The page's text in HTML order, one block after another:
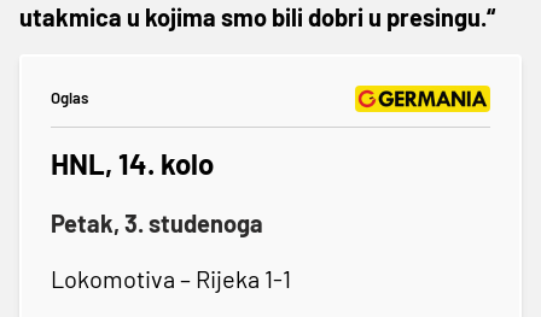
utakmica u kojima smo bili dobri u presingu.“
Oglas
HNL, 14. kolo
Petak, 3. studenoga
Lokomotiva – Rijeka 1-1